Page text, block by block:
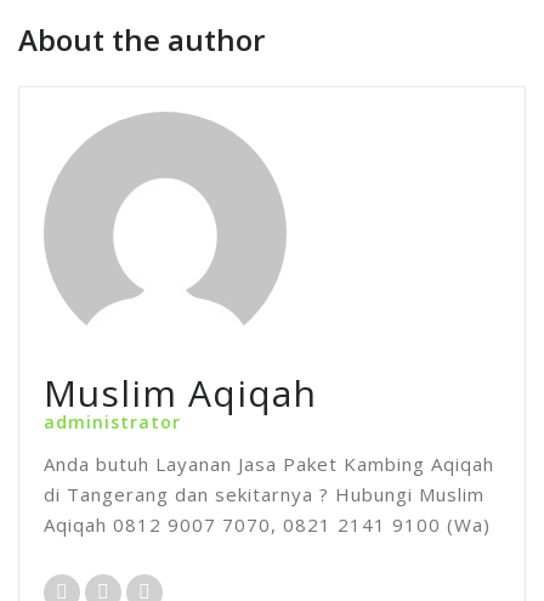
About the author
Muslim Aqiqah
administrator
Anda butuh Layanan Jasa Paket Kambing Aqiqah
di Tangerang dan sekitarnya ? Hubungi Muslim
Aqiqah 0812 9007 7070, 0821 2141 9100 (Wa)